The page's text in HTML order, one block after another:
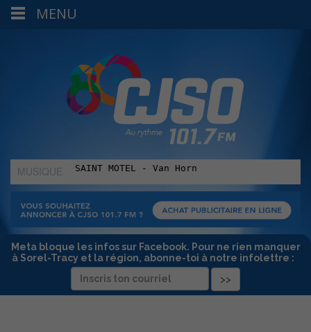
MUSIQUE
:
Meta bloque les infos sur Facebook. Pour ne rien manquer
à Sorel-Tracy et la région, abonne-toi à notre infolettre :
MENU